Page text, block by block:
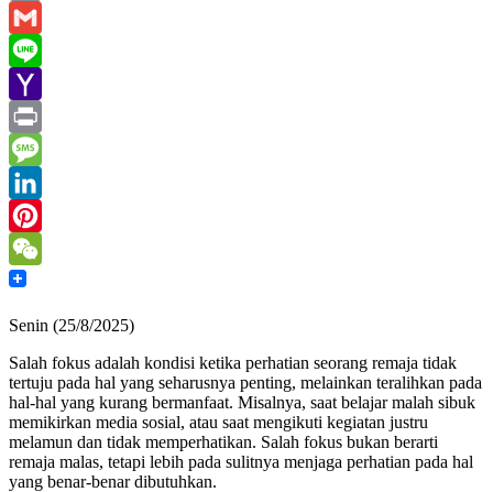
Email
Gmail
Line
Yahoo
Mail
Print
Message
LinkedIn
Pinterest
WeChat
Senin (25/8/2025)
Salah fokus adalah kondisi ketika perhatian seorang remaja tidak
tertuju pada hal yang seharusnya penting, melainkan teralihkan pada
hal-hal yang kurang bermanfaat. Misalnya, saat belajar malah sibuk
memikirkan media sosial, atau saat mengikuti kegiatan justru
melamun dan tidak memperhatikan. Salah fokus bukan berarti
remaja malas, tetapi lebih pada sulitnya menjaga perhatian pada hal
yang benar-benar dibutuhkan.